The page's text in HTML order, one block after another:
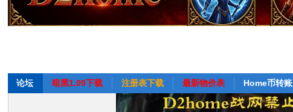
论坛 暗黑1.09下载 注册表下载 最新物价表 Home币转账